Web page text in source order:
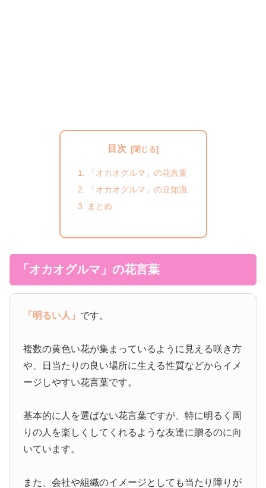
目次
「オカオグルマ」の花言葉
「オカオグルマ」の豆知識
まとめ
「オカオグルマ」の花言葉
「明るい人」 です。
複数の黄色い花が集まっているように見える咲き方
や、日当たりの良い場所に生える性質などからイメ
ージしやすい花言葉です。
基本的に人を選ばない花言葉ですが、特に明るく周
りの人を楽しくしてくれるような友達に贈るのに向
いています。
また、会社や組織のイメージとしても当たり障りが